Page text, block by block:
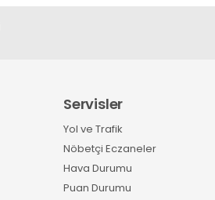
Servisler
Yol ve Trafik
Nöbetçi Eczaneler
Hava Durumu
Puan Durumu